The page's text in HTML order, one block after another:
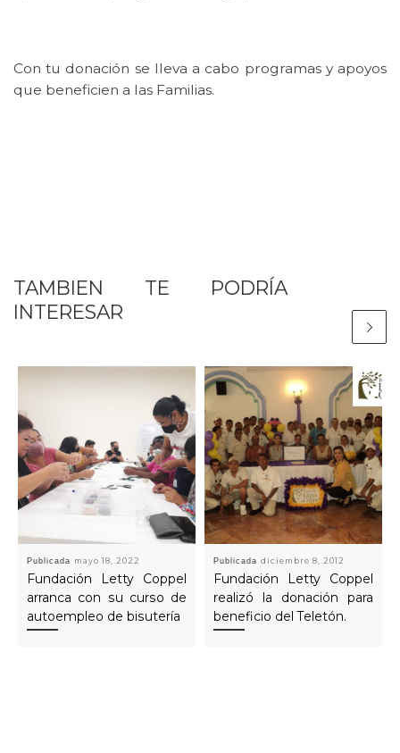
Con tu donación se lleva a cabo programas y apoyos
que beneficien a las Familias.
TAMBIEN TE PODRÍA
INTERESAR
Publicada mayo 18, 2022
Fundación Letty Coppel
arranca con su curso de
autoempleo de bisutería
Publicadadiciembre 8, 2012
Fundación Letty Coppel
realizó la donación para
beneficio del Teletón.